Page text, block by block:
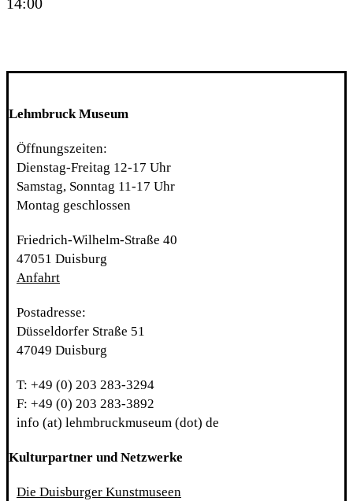
Lehmbruck Museum
Öffnungszeiten:
Dienstag-Freitag 12-17 Uhr
Samstag, Sonntag 11-17 Uhr
Montag geschlossen
Friedrich-Wilhelm-Straße 40
47051 Duisburg
Anfahrt
Postadresse:
Düsseldorfer Straße 51
47049 Duisburg
T: +49 (0) 203 283-3294
F: +49 (0) 203 283-3892
info (at) lehmbruckmuseum (dot) de
Kulturpartner und Netzwerke
Die Duisburger Kunstmuseen